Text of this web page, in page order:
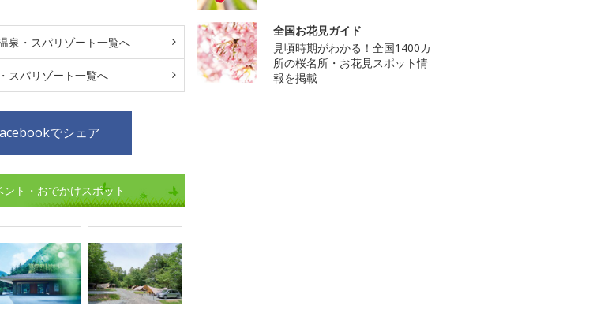
泉・スパリゾート一覧へ
スパリゾート一覧へ
でシェア
ト・おでかけスポット
全国お花見ガイド
見頃時期がわかる！全国1400カ
所の桜名所・お花見スポット情
報を掲載